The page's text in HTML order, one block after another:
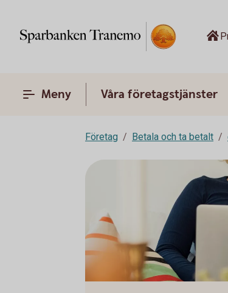
Meny Våra företagstjänster
Företag Betala och ta betalt